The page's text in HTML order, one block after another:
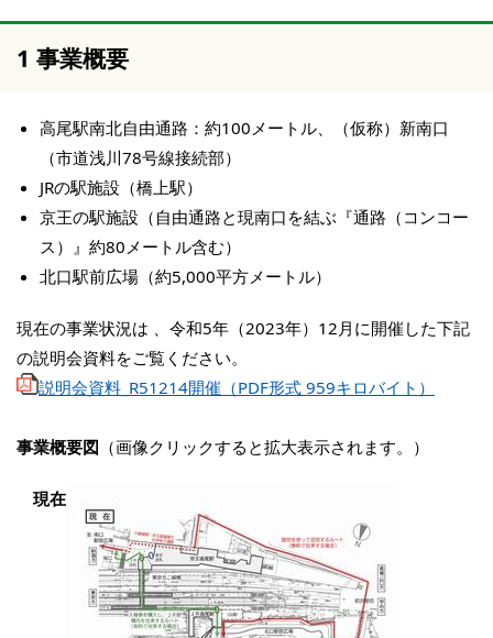
1 事業概要
高尾駅南北自由通路：約100メートル、（仮称）新南口
（市道浅川78号線接続部）
JRの駅施設（橋上駅）
京王の駅施設（自由通路と現南口を結ぶ『通路（コンコー
ス）』約80メートル含む）
北口駅前広場（約5,000平方メートル）
現在の事業状況は 、令和5年（2023年）12月に開催した下記
の説明会資料をご覧ください。
説明会資料_R51214開催（PDF形式 959キロバイト）
事業概要図 （画像クリックすると拡大表示されます。）
現在